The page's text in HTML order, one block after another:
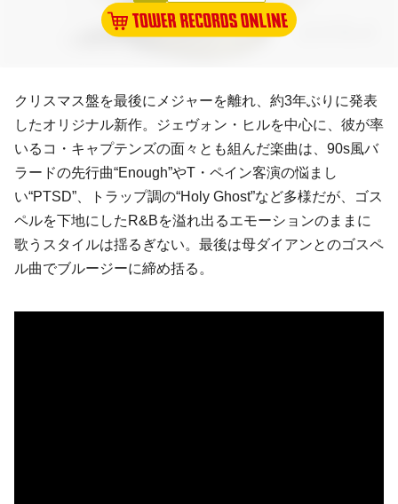
クリスマス盤を最後にメジャーを離れ、約3年ぶりに発表
したオリジナル新作。ジェヴォン・ヒルを中心に、彼が率
いるコ・キャプテンズの面々とも組んだ楽曲は、90s風バ
ラードの先行曲“Enough”やT・ペイン客演の悩まし
い“PTSD”、トラップ調の“Holy Ghost”など多様だが、ゴス
ペルを下地にしたR&Bを溢れ出るエモーションのままに
歌うスタイルは揺るぎない。最後は母ダイアンとのゴスペ
ル曲でブルージーに締め括る。